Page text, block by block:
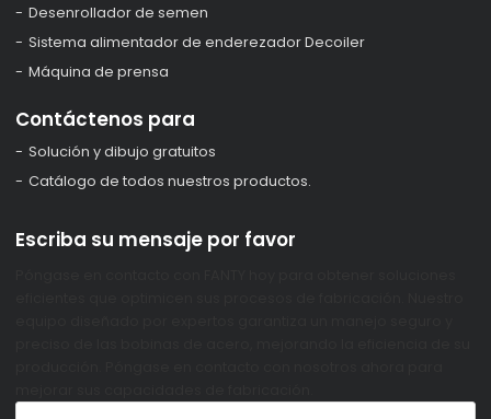
Desenrollador de semen
Sistema alimentador de enderezador Decoiler
Máquina de prensa
Contáctenos para
Solución y dibujo gratuitos
Catálogo de todos nuestros productos.
Escriba su mensaje por favor